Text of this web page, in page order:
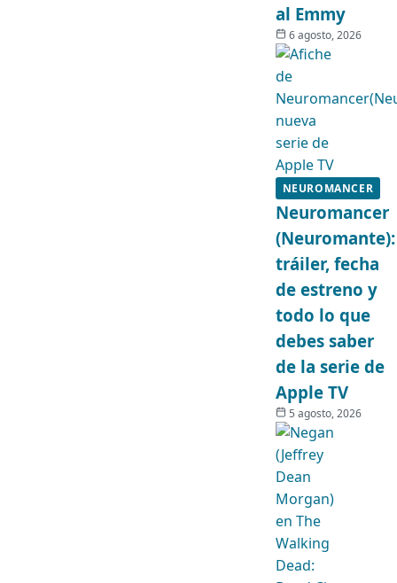
al Emmy
6 agosto, 2026
NEUROMANCER
Neuromancer
(Neuromante):
tráiler, fecha
de estreno y
todo lo que
debes saber
de la serie de
Apple TV
5 agosto, 2026